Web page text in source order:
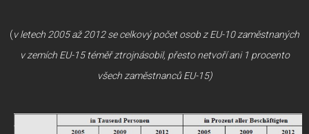
(v letech 2005 až 2012 se celkový počet osob z EU-10 zaměstnaných
v zemích EU-15 téměř ztrojnásobil, přesto netvoří ani 1 procento
všech zaměstnanců EU-15)